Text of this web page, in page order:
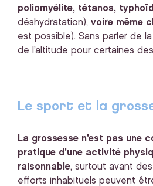
poliomyélite, tétanos,
déshydratation), voire même
est possible). Sans parler de
de l’altitude pour certaines
Le sport et la
La grossesse n’est pas une
pratique d’une activité
raisonnable, surtout avant
efforts inhabituels peuvent